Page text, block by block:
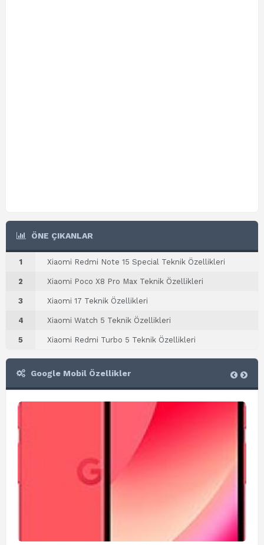
ÖNE ÇIKANLAR
1 Xiaomi Redmi Note 15 Special Teknik Özellikleri
2 Xiaomi Poco X8 Pro Max Teknik Özellikleri
3 Xiaomi 17 Teknik Özellikleri
4 Xiaomi Watch 5 Teknik Özellikleri
5 Xiaomi Redmi Turbo 5 Teknik Özellikleri
Google Mobil Özellikler